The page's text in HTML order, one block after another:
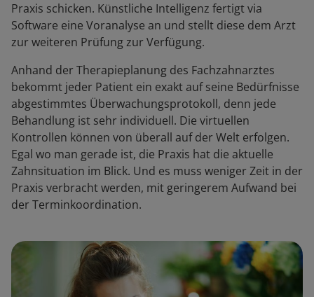
Praxis schicken. Künstliche Intelligenz fertigt via
Software eine Voranalyse an und stellt diese dem Arzt
zur weiteren Prüfung zur Verfügung.
Anhand der Therapieplanung des Fachzahnarztes
bekommt jeder Patient ein exakt auf seine Bedürfnisse
abgestimmtes Überwachungsprotokoll, denn jede
Behandlung ist sehr individuell. Die virtuellen
Kontrollen können von überall auf der Welt erfolgen.
Egal wo man gerade ist, die Praxis hat die aktuelle
Zahnsituation im Blick. Und es muss weniger Zeit in der
Praxis verbracht werden, mit geringerem Aufwand bei
der Terminkoordination.